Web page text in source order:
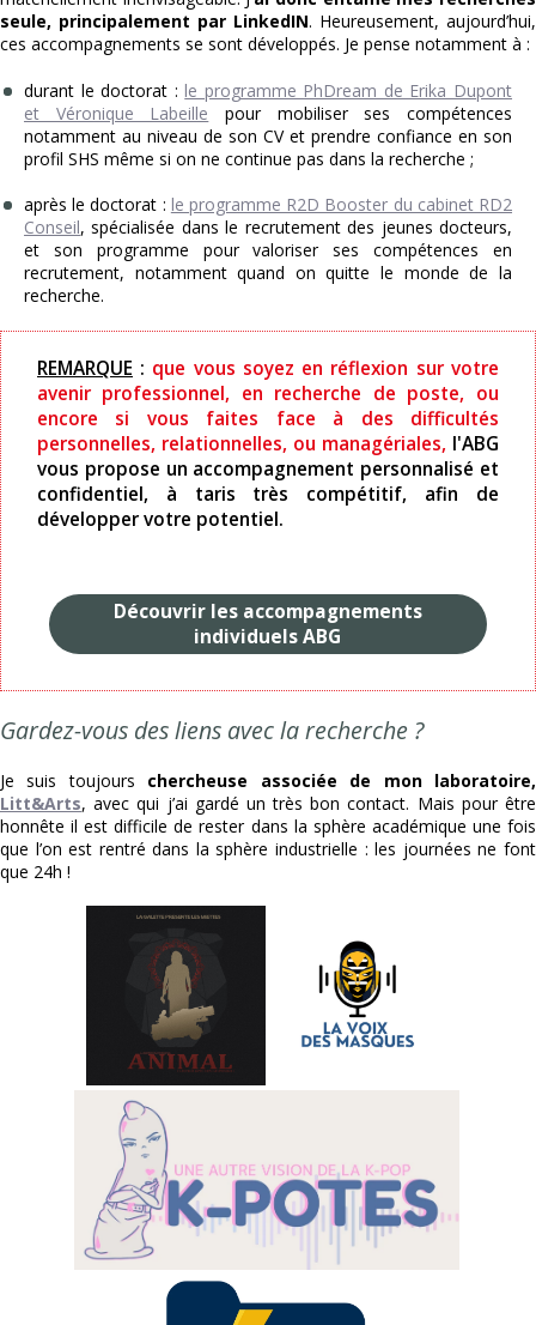
seule, principalement par LinkedIN. Heureusement, aujourd’hui,
ces accompagnements se sont développés. Je pense notamment à :
durant le doctorat : le programme PhDream de Erika Dupont
et Véronique Labeille pour mobiliser ses compétences
notamment au niveau de son CV et prendre confiance en son
profil SHS même si on ne continue pas dans la recherche ;
après le doctorat : le programme R2D Booster du cabinet RD2
Conseil, spécialisée dans le recrutement des jeunes docteurs,
et son programme pour valoriser ses compétences en
recrutement, notamment quand on quitte le monde de la
recherche.
REMARQUE : que vous soyez en réflexion sur votre
avenir professionnel, en recherche de poste, ou
encore si vous faites face à des difficultés
personnelles, relationnelles, ou managériales, l'ABG
vous propose un accompagnement personnalisé et
confidentiel, à taris très compétitif, afin de
développer votre potentiel.
Découvrir les accompagnements
individuels ABG
Gardez-vous des liens avec la recherche ?
Je suis toujours chercheuse associée de mon laboratoire,
Litt&Arts, avec qui j’ai gardé un très bon contact. Mais pour être
honnête il est difficile de rester dans la sphère académique une fois
que l’on est rentré dans la sphère industrielle : les journées ne font
que 24h !